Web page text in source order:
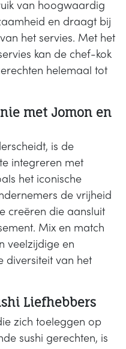
van hoogwaardig
en draagt bij
het servies. Met het
kan de chef-kok
helemaal tot
met Jomon en
is de
integreren met
het iconische
de vrijheid
creëren die aansluit
Mix en match
veelzijdige en
diversiteit van het
Liefhebbers
zich toeleggen op
sushi gerechten, is